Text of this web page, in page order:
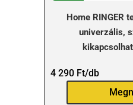
Home RINGER
univerzális,
4 290 Ft/db